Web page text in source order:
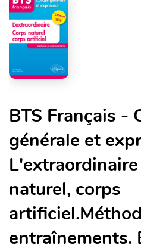
BTS Français -
générale et
naturel, corps
entraînements.